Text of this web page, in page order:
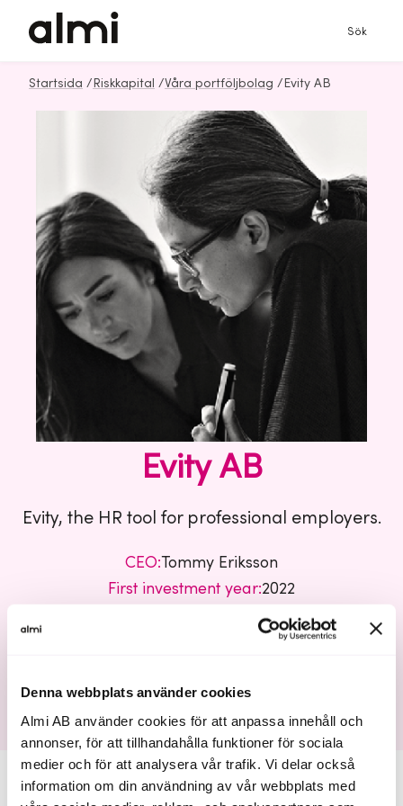
Denna webbplats använder cookies
Almi AB använder cookies för att anpassa innehåll och
annonser, för att tillhandahålla funktioner för sociala
medier och för att analysera vår trafik. Vi delar också
information om din användning av vår webbplats med
Sök
Startsida / Riskkapital /Våra portföljbolag / Evity AB
Evity AB
Evity, the HR tool for professional employers.
CEO:Tommy Eriksson
First investment year:2022
Tech
Evity AB